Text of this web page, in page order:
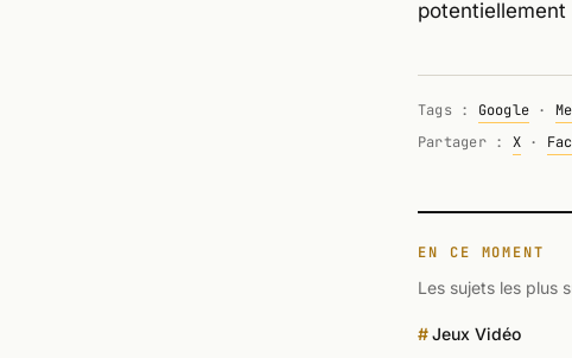
Tags : Google ·
Partager : X·
EN CE MOMENT
Les sujets les plus
Jeux Vidéo